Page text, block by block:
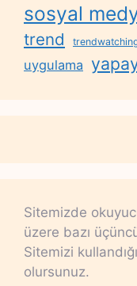
sosyal
trend
uygulama
Sitemizde
üzere bazı
Sitemizi
olursunuz.